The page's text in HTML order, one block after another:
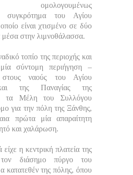
ομολογουμένως
συγκρότημα του Αγίου
είναι χτισμένο σε δύο
μέσα στην λιμνοθάλασσα.
τοπίο της περιοχής και
σύντομη περιήγηση –
στους ναούς του Αγίου
της Παναγίας της
τα Μέλη του Συλλόγου
για την πόλη της Ξάνθης,
πρώτα μία απαραίτητη
και χαλάρωση.
είχε η κεντρική πλατεία της
διάσημο πύργο του
κατατεθέν της πόλης, όπου